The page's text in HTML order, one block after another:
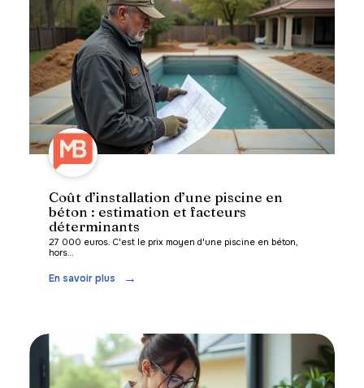
Coût d’installation d’une piscine en
béton : estimation et facteurs
déterminants
27 000 euros. C'est le prix moyen d'une piscine en béton,
hors…
En savoir plus